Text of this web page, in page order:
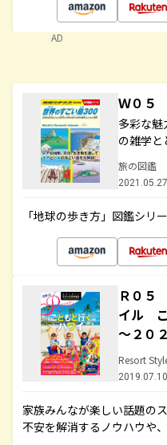
AD
Ｗ０５
多彩な魅
の雑学と
旅の図鑑
「地球の歩き方」図鑑シリ
Ｒ０５
イル
～２０
Resort
家族みんなが楽しい話題の
不安を解消するノウハウや